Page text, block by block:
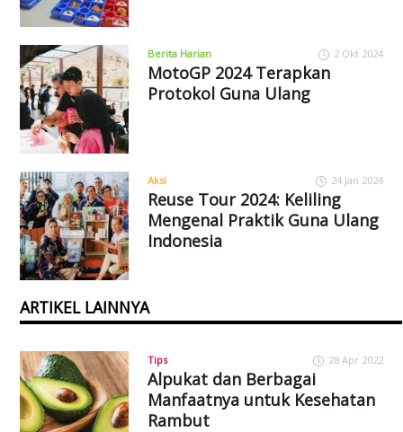
Berita Harian 2 Okt 2024
MotoGP 2024 Terapkan
Protokol Guna Ulang
Aksi 24 Jan 2024
Reuse Tour 2024: Keliling
Mengenal Praktik Guna Ulang
Indonesia
ARTIKEL LAINNYA
Tips 28 Apr 2022
Alpukat dan Berbagai
Manfaatnya untuk Kesehatan
Rambut